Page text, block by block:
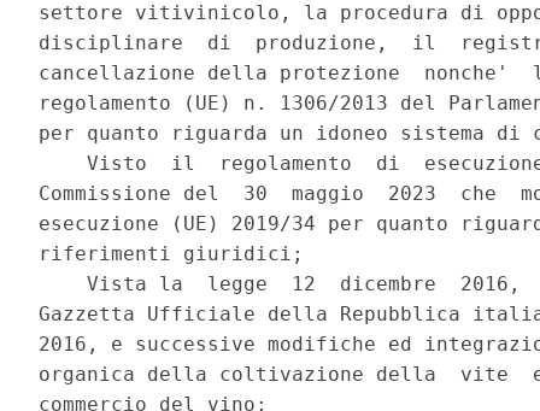
settore vitivinicolo, la procedura di
disciplinare  di  produzione,  il
cancellazione della protezione
regolamento (UE) n. 1306/2013 del
per quanto riguarda un idoneo sistema
Visto  il  regolamento  di
Commissione del  30  maggio  2023  che
esecuzione (UE) 2019/34 per quanto
riferimenti giuridici;
Vista la  legge  12  dicembre  2016,
Gazzetta Ufficiale della Repubblica
2016, e successive modifiche ed
organica della coltivazione della  vite
commercio del vino;